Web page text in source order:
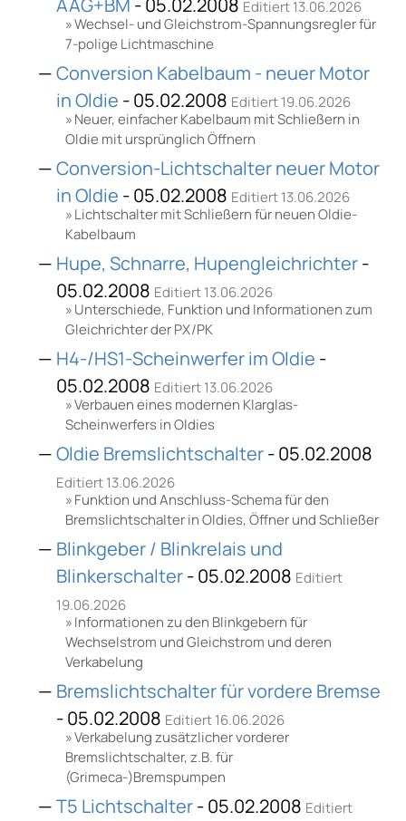
Editiert 13.06.2026
Wechsel- und Gleichstrom-Spannungsregler für
7-polige Lichtmaschine
Conversion Kabelbaum - neuer Motor
in Oldie - 05.02.2008 Editiert 19.06.2026
Neuer, einfacher Kabelbaum mit Schließern in
Oldie mit ursprünglich Öffnern
Conversion-Lichtschalter neuer Motor
in Oldie - 05.02.2008 Editiert 13.06.2026
Lichtschalter mit Schließern für neuen Oldie-
Kabelbaum
Hupe, Schnarre, Hupengleichrichter-
05.02.2008 Editiert 13.06.2026
Unterschiede, Funktion und Informationen zum
Gleichrichter der PX/PK
H4-/HS1-Scheinwerfer im Oldie -
05.02.2008 Editiert 13.06.2026
Verbauen eines modernen Klarglas-
Scheinwerfers in Oldies
Oldie Bremslichtschalter- 05.02.2008
Editiert 13.06.2026
Funktion und Anschluss-Schema für den
Bremslichtschalter in Oldies, Öffner und Schließer
Blinkgeber / Blinkrelais und
Blinkerschalter- 05.02.2008 Editiert
19.06.2026
Informationen zu den Blinkgebern für
Wechselstrom und Gleichstrom und deren
Verkabelung
Bremslichtschalter für vordere Bremse
- 05.02.2008 Editiert 16.06.2026
Verkabelung zusätzlicher vorderer
Bremslichtschalter, z.B. für
(Grimeca-)Bremspumpen
T5 Lichtschalter- 05.02.2008 Editiert